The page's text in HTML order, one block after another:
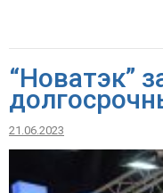
“Новатэк”
21.06.2023